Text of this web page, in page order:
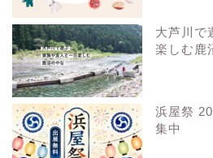
大芦川で
楽しむ鹿
浜屋祭
集中